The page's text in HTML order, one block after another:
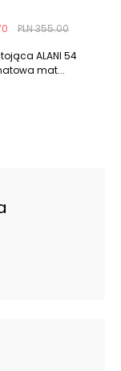
PLN 355.00
ALANI 54
mat...